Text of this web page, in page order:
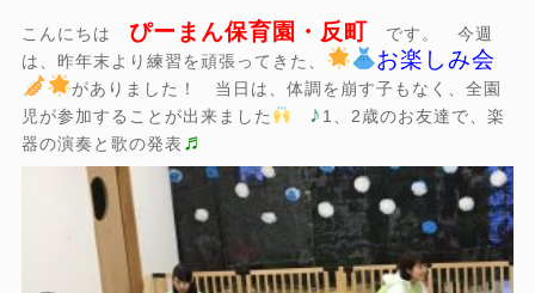
こんにちは ぴーまん保育園・反町 です。 今週
は、昨年末より練習を頑張ってきた、
お楽しみ会
がありました！ 当日は、体調を崩す子もなく、全園
児が参加することが出来ました
♪ 1、2歳のお友達で、楽
器の演奏と歌の発表 ♬